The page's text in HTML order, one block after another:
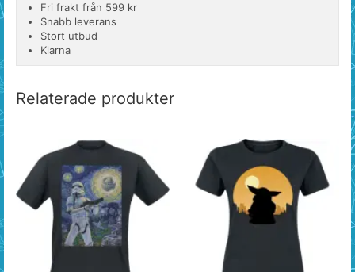
Fri frakt från 599 kr
Snabb leverans
Stort utbud
Klarna
Relaterade produkter